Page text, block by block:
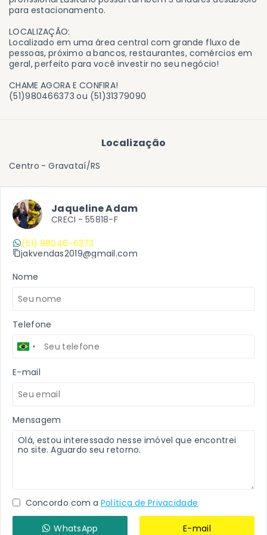
para estacionamento.
LOCALIZAÇÃO:
Localizado em uma área central com grande fluxo de
pessoas, próximo a bancos, restaurantes, comércios em
geral, perfeito para você investir no seu negócio!
CHAME AGORA E CONFIRA!
(51)980466373 ou (51)31379090
Localização
Centro - Gravataí/RS
Jaqueline Adam
CRECI - 55818-F
(51) 98046-6373
jakvendas2019@gmail.com
Nome
Telefone
E-mail
Mensagem
Concordo com a Política de Privacidade
WhatsApp E-mail